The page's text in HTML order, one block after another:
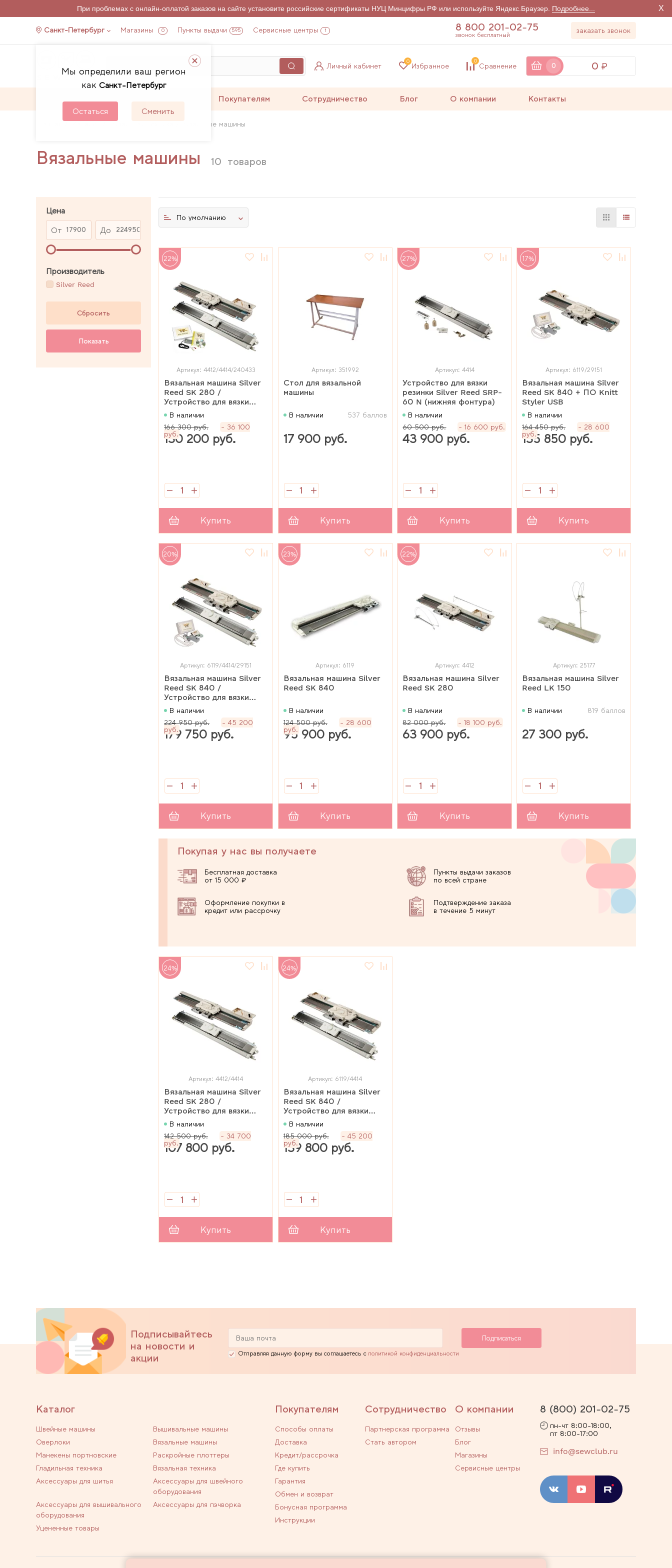
При проблемах с онлайн-оплатой заказов на сайте установите российские сертификаты НУЦ Минцифры РФ или используйте Яндекс.Браузер. Подробнее... X
Санкт-Петербург Магазины 0 Пункты выдачи 595 Сервисные центры 1
Мы определили ваш регион
как Санкт-Петербург
Остаться Сменить
8 800 201-02-75
звонок бесплатный
заказать звонок
Личный кабинет Избранное
0
Сравнение
0
0 0
Покупателям Сотрудничество Блог О компании Контакты
Каталог Вязальная техника Вязальные машины
Вязальные машины 10 товаров
Цена
От До
Производитель
Silver Reed
Сбросить
Показать
По умолчанию
22%
Артикул: 4412/4414/240433
Вязальная машина Silver
Reed SK 280 /
Устройство для вязки
резинки SRP 60N / ПО
Knitt Styler Перфо
(комплект)
В наличии
166 300 руб.
36 100
руб.
130 200 руб.
Купить
Артикул: 351992
Стол для вязальной
машины
В наличии 537 баллов
17 900 руб.
Купить
27%
Артикул: 4414
Устройство для вязки
резинки Silver Reed SRP-
60 N (нижняя фонтура)
В наличии
60 500 руб.
16 600 руб.
43 900 руб.
Купить
17%
Артикул: 6119/29151
Вязальная машина Silver
Reed SK 840 + ПО Knitt
Styler USB
В наличии
164 450 руб.
28 600
руб.
135 850 руб.
Купить
20%
Артикул: 6119/4414/29151
Вязальная машина Silver
Reed SK 840 /
Устройство для вязки
резинки SRP 60N / ПО
Knitt Styler (комплект)
В наличии
224 950 руб.
45 200
руб.
179 750 руб.
Купить
23%
Артикул: 6119
Вязальная машина Silver
Reed SK 840
В наличии
124 500 руб.
28 600
руб.
95 900 руб.
Купить
22%
Артикул: 4412
Вязальная машина Silver
Reed SK 280
В наличии
82 000 руб.
18 100 руб.
63 900 руб.
Купить
Артикул: 25177
Вязальная машина Silver
Reed LK 150
В наличии 819 баллов
27 300 руб.
Купить
Покупая у нас вы получаете
Бесплатная доставка
от 15 000 ₽
Пункты выдачи заказов
по всей стране
Оформление покупки в
кредит или рассрочку
Подтверждение заказа
в течение 5 минут
24%
Артикул: 4412/4414
Вязальная машина Silver
Reed SK 280 /
Устройство для вязки
резинки SRP 60N
(комплект)
В наличии
142 500 руб.
34 700
руб.
107 800 руб.
Купить
24%
Артикул: 6119/4414
Вязальная машина Silver
Reed SK 840 /
Устройство для вязки
резинки SRP 60N
(комплект)
В наличии
185 000 руб.
45 200
руб.
139 800 руб.
Купить
Подписывайтесь
на новости и
акции
Отправляя данную форму вы соглашаетесь с политикой конфиденциальности
Каталог
Швейные машины
Вышивальные машины
Оверлоки
Вязальные машины
Манекены портновские
Раскройные плоттеры
Гладильная техника
Вязальная техника
Аксессуары для шитья
Аксессуары для швейного
оборудования
Аксессуары для вышивального
оборудования
Аксессуары для пэчворка
Уцененные товары
Покупателям
Способы оплаты
Доставка
Кредит/рассрочка
Где купить
Гарантия
Обмен и возврат
Бонусная программа
Инструкции
Сотрудничество
Партнерская программа
Стать автором
О компании
Отзывы
Блог
Магазины
Сервисные центры
8 (800) 201-02-75
пн-чт 8:00-18:00,
пт 8:00-17:00
info@sewclub.ru